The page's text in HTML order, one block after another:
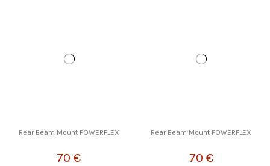
Rear Beam Mount POWERFLEX
70 €
Rear Beam Mount POWERFLEX
70 €